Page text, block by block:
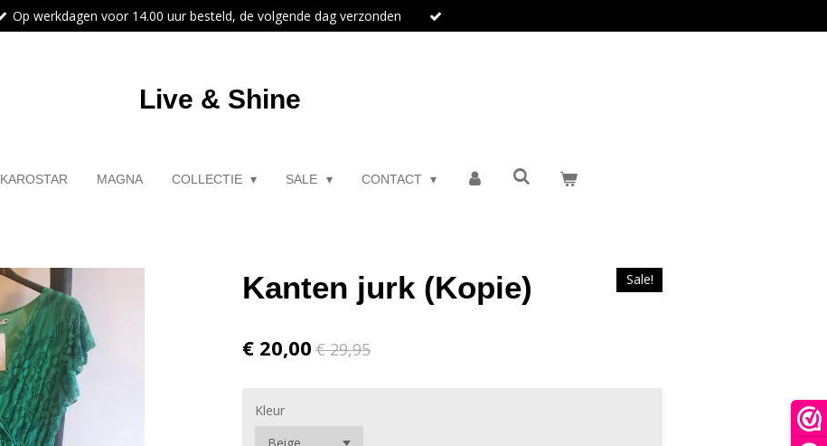
Op werkdagen voor 14.00 uur besteld, de volgende dag verzonden
Live & Shine
KAROSTAR MAGNA COLLECTIE SALE CONTACT
Kanten jurk (Kopie) Sale!
€ 20,00 € 29,95
Kleur